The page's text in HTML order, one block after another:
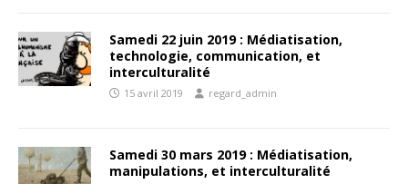
Samedi 22 juin 2019 : Médiatisation,
technologie, communication, et
interculturalité
15 avril 2019 regard_admin
Samedi 30 mars 2019 : Médiatisation,
manipulations, et interculturalité